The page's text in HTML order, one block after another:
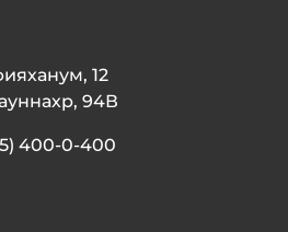
12
94В
400-0-400